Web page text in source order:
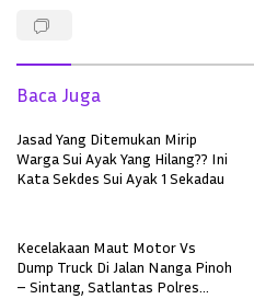
Baca Juga
Jasad Yang Ditemukan Mirip
Warga Sui Ayak Yang Hilang?? Ini
Kata Sekdes Sui Ayak 1 Sekadau
Kecelakaan Maut Motor Vs
Dump Truck Di Jalan Nanga Pinoh
– Sintang, Satlantas Polres